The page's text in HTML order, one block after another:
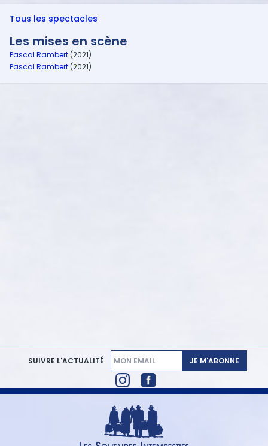
Tous les spectacles
Les mises en scène
Pascal Rambert (2021)
Pascal Rambert (2021)
SUIVRE L'ACTUALITÉ JE M'ABONNE